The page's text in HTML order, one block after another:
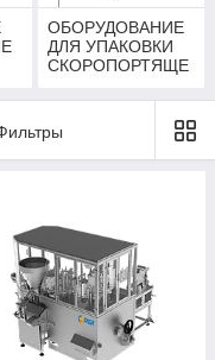
ОБОРУДОВАНИЕ
ДЛЯ УПАКОВКИ
СКОРОПОРТЯЩЕ
В СРЕДЕ
ГАЗОЗАМЕЩЕНИ
Я SLB